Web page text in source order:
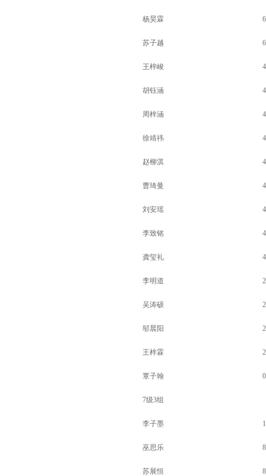
杨昊霖 6
苏子越 6
王梓峻 4
胡钰涵 4
周梓涵 4
徐靖祎 4
赵柳淇 4
曹琦曼 4
刘安瑶 4
李致铭 4
龚玺礼 4
李明道 2
吴涛硕 2
邬晨阳 2
王梓霖 2
覃子翰 0
7级3组
李子墨
巫思乐 8
苏展恒 8